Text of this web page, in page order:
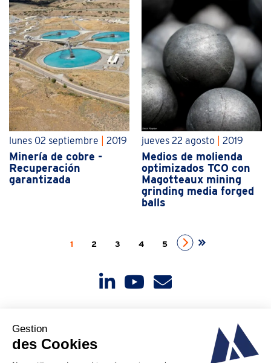
lunes 02 septiembre 2019
Minería de cobre -
Recuperación
garantizada
jueves 22 agosto 2019
Medios de molienda
optimizados TCO con
Magotteaux mining
grinding media forged
balls
1 2 3 4 5